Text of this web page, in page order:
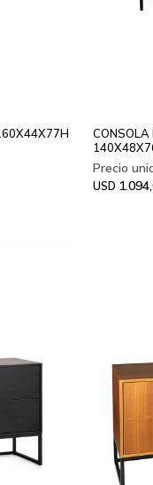
CONSOLA
USD